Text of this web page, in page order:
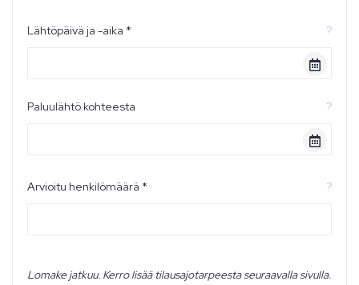
Lähtöpäivä ja -aika * ?
Paluulähtö kohteesta ?
Arvioitu henkilömäärä * ?
Lomake jatkuu. Kerro lisää tilausajotarpeesta seuraavalla sivulla.